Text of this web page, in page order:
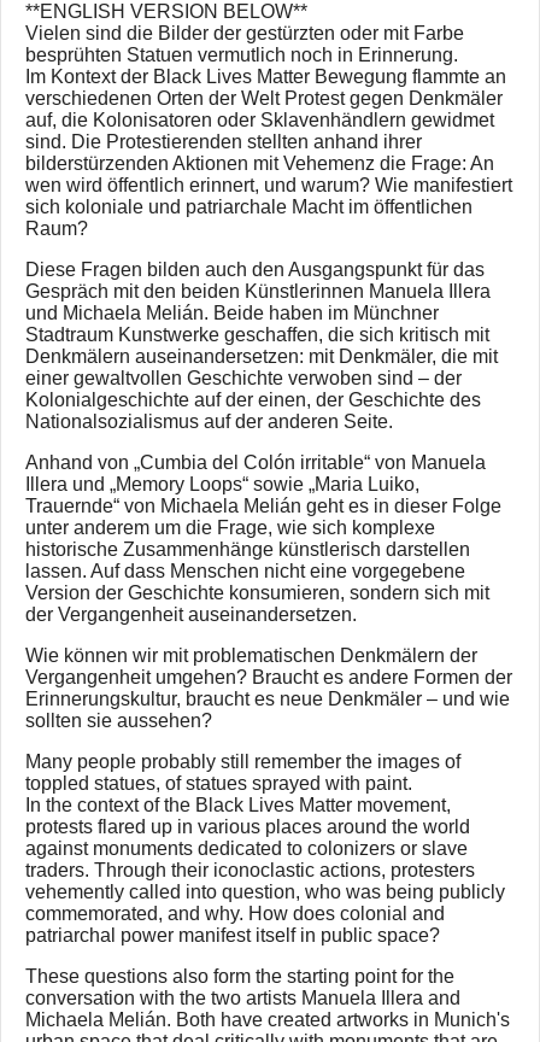
**ENGLISH VERSION BELOW**
Vielen sind die Bilder der gestürzten oder mit Farbe
besprühten Statuen vermutlich noch in Erinnerung.
Im Kontext der Black Lives Matter Bewegung flammte an
verschiedenen Orten der Welt Protest gegen Denkmäler
auf, die Kolonisatoren oder Sklavenhändlern gewidmet
sind. Die Protestierenden stellten anhand ihrer
bilderstürzenden Aktionen mit Vehemenz die Frage: An
wen wird öffentlich erinnert, und warum? Wie manifestiert
sich koloniale und patriarchale Macht im öffentlichen
Raum?
Diese Fragen bilden auch den Ausgangspunkt für das
Gespräch mit den beiden Künstlerinnen Manuela Illera
und Michaela Melián. Beide haben im Münchner
Stadtraum Kunstwerke geschaffen, die sich kritisch mit
Denkmälern auseinandersetzen: mit Denkmäler, die mit
einer gewaltvollen Geschichte verwoben sind – der
Kolonialgeschichte auf der einen, der Geschichte des
Nationalsozialismus auf der anderen Seite.
Anhand von „Cumbia del Colón irritable“ von Manuela
Illera und „Memory Loops“ sowie „Maria Luiko,
Trauernde“ von Michaela Melián geht es in dieser Folge
unter anderem um die Frage, wie sich komplexe
historische Zusammenhänge künstlerisch darstellen
lassen. Auf dass Menschen nicht eine vorgegebene
Version der Geschichte konsumieren, sondern sich mit
der Vergangenheit auseinandersetzen.
Wie können wir mit problematischen Denkmälern der
Vergangenheit umgehen? Braucht es andere Formen der
Erinnerungskultur, braucht es neue Denkmäler – und wie
sollten sie aussehen?
Many people probably still remember the images of
toppled statues, of statues sprayed with paint.
In the context of the Black Lives Matter movement,
protests flared up in various places around the world
against monuments dedicated to colonizers or slave
traders. Through their iconoclastic actions, protesters
vehemently called into question, who was being publicly
commemorated, and why. How does colonial and
patriarchal power manifest itself in public space?
These questions also form the starting point for the
conversation with the two artists Manuela Illera and
Michaela Melián. Both have created artworks in Munich's